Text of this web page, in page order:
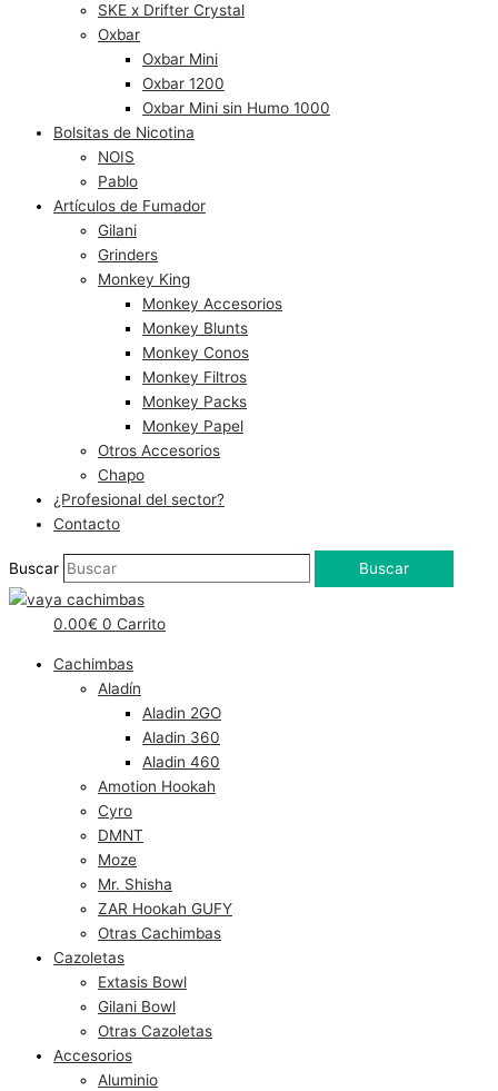
SKE x Drifter Crystal
Oxbar
Oxbar Mini
Oxbar 1200
Oxbar Mini sin Humo 1000
Bolsitas de Nicotina
NOIS
Pablo
Artículos de Fumador
Gilani
Grinders
Monkey King
Monkey Accesorios
Monkey Blunts
Monkey Conos
Monkey Filtros
Monkey Packs
Monkey Papel
Otros Accesorios
Chapo
¿Profesional del sector?
Contacto
Buscar Buscar
0.00€ 0 Carrito
Cachimbas
Aladín
Aladin 2GO
Aladin 360
Aladin 460
Amotion Hookah
Cyro
DMNT
Moze
Mr. Shisha
ZAR Hookah GUFY
Otras Cachimbas
Cazoletas
Extasis Bowl
Gilani Bowl
Otras Cazoletas
Accesorios
Aluminio